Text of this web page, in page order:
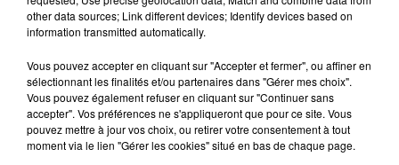
nombreuses interrogations, la municipalité a pris...
other data sources; Link different devices; Identify devices based on
information transmitted automatically.
Vous pouvez accepter en cliquant sur "Accepter et fermer", ou affiner en
sélectionnant les finalités et/ou partenaires dans "Gérer mes choix".
Vous pouvez également refuser en cliquant sur "Continuer sans
accepter". Vos préférences ne s'appliqueront que pour ce site. Vous
pouvez mettre à jour vos choix, ou retirer votre consentement à tout
moment via le lien "Gérer les cookies" situé en bas de chaque page.